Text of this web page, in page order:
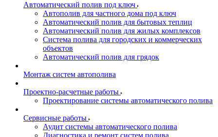
Автоматический полив под ключ
Автополив для частного дома под ключ
Автоматический полив для бытовых теплиц
Автоматический полив для жилых комплексов
Система полива для городских и коммерческих
объектов
Автоматический полив для грядок
Монтаж систем автополива
Проектно-расчетные работы
Проектирование системы автоматического полива
Сервисные работы
Аудит системы автоматического полива
Диагностика и ремонт систем полива